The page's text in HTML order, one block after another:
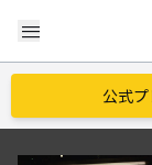
menu
公式